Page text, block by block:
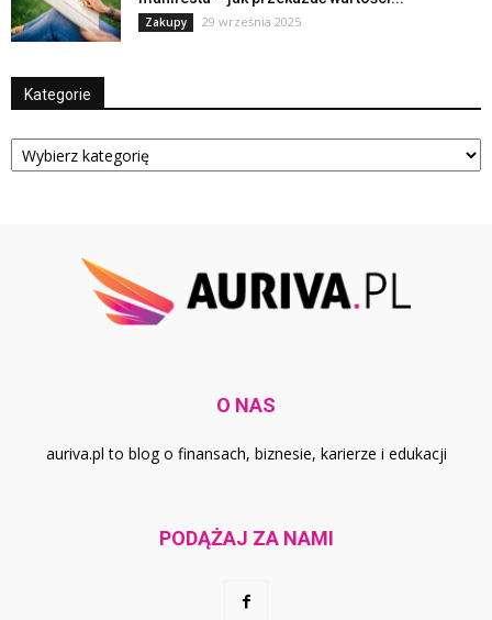
Zakupy 29 września 2025
Kategorie
Kategorie
O NAS
auriva.pl to blog o finansach, biznesie, karierze i edukacji
PODĄŻAJ ZA NAMI